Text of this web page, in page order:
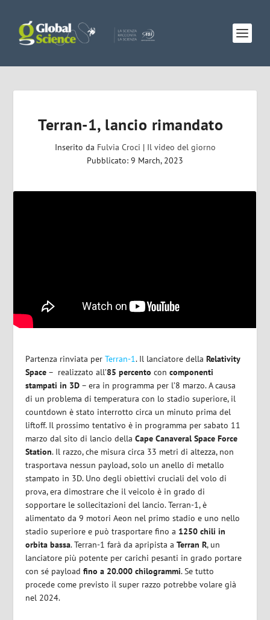
Terran-1, lancio rimandato
Inserito da Fulvia Croci | Il video del giorno
Pubblicato: 9 March, 2023
Partenza rinviata perTerran-1. Il lanciatore dellaRelativity
Space – realizzato all’85 percento concomponenti
stampati in 3D – era in programma per l’8 marzo. A causa
di un problema di temperatura con lo stadio superiore, il
countdown è stato interrotto circa un minuto prima del
liftoff. Il prossimo tentativo è in programma per sabato 11
marzo dal sito di lancio dellaCape Canaveral Space Force
Station. Il razzo, che misura circa 33 metri di altezza, non
trasportava nessun payload, solo un anello di metallo
stampato in 3D. Uno degli obiettivi cruciali del volo di
prova, era dimostrare che il veicolo è in grado di
sopportare le sollecitazioni del lancio. Terran-1, è
alimentato da 9 motori Aeon nel primo stadio e uno nello
stadio superiore e può trasportare fino a 1250 chili in
orbita bassa. Terran-1 farà da apripista aTerran R, un
lanciatore più potente per carichi pesanti in grado portare
con sé payloadfino a 20.000 chilogrammi. Se tutto
procede come previsto il super razzo potrebbe volare già
nel 2024.